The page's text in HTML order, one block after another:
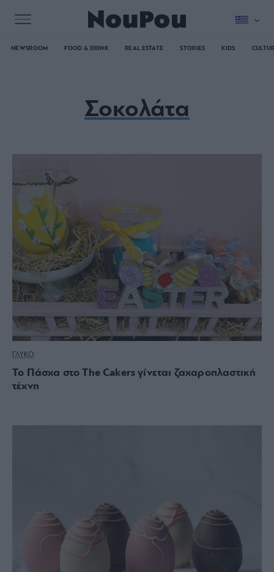
NEWSROOM FOOD & DRINK REAL ESTATE STORIES KIDS
Σοκολάτα
ΓΛΥΚΟ
Το Πάσχα στο The Cakers γίνεται ζαχαροπλαστική
τέχνη